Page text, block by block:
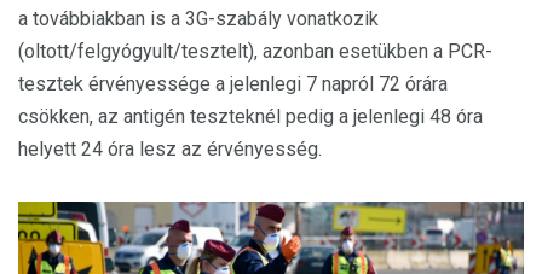
a továbbiakban is a 3G-szabály vonatkozik
(oltott/felgyógyult/tesztelt), azonban esetükben a PCR-
tesztek érvényessége a jelenlegi 7 napról 72 órára
csökken, az antigén teszteknél pedig a jelenlegi 48 óra
helyett 24 óra lesz az érvényesség.